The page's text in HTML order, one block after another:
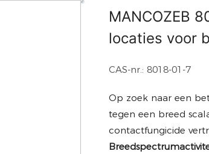
MANCOZEB
locaties voor
CAS-nr.: 8018-01-7
Op zoek naar een
tegen een breed
contactfungicide